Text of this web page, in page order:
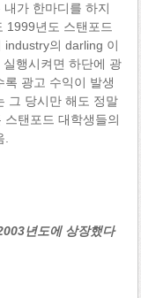
가 한마디를 하지
1999년도 스탠포드
industry의 darling 이
행시켜면 하단에 광
광고 수익이 발생
그 당시만 해도 정말
탠포드 대학생들의
.
년도에 상장했다